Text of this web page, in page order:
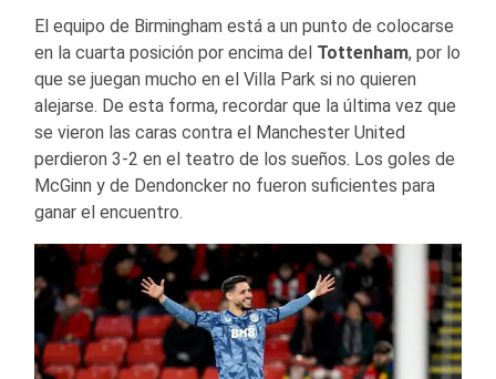
El equipo de Birmingham está a un punto de colocarse
en la cuarta posición por encima del Tottenham, por lo
que se juegan mucho en el Villa Park si no quieren
alejarse. De esta forma, recordar que la última vez que
se vieron las caras contra el Manchester United
perdieron 3-2 en el teatro de los sueños. Los goles de
McGinn y de Dendoncker no fueron suficientes para
ganar el encuentro.